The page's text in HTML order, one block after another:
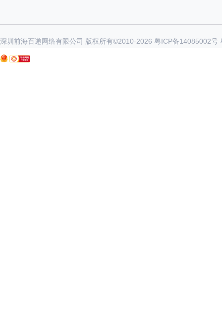
深圳前海百递网络有限公司 版权所有©2010-2026 粤ICP备14085002号